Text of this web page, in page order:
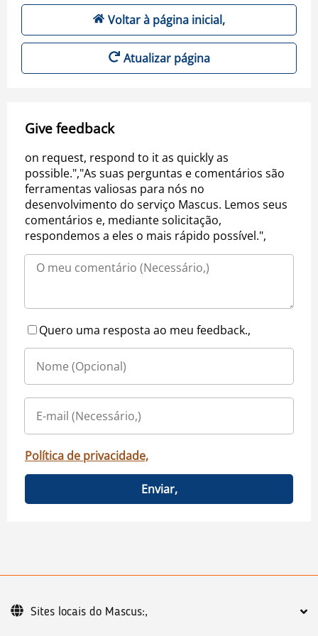
Voltar à página inicial,
Atualizar página
Give feedback
on request, respond to it as quickly as
possible.","As suas perguntas e comentários são
ferramentas valiosas para nós no
desenvolvimento do serviço Mascus. Lemos seus
comentários e, mediante solicitação,
respondemos a eles o mais rápido possível.",
Quero uma resposta ao meu feedback.,
Política de privacidade,
Enviar,
Sites locais do Mascus:,